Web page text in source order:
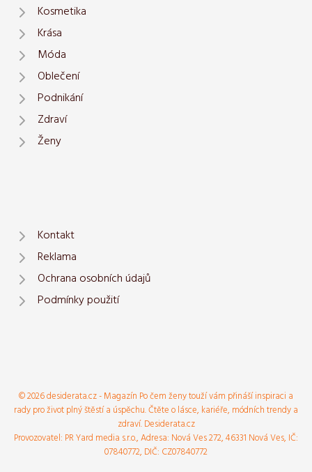
Kosmetika
Krása
Móda
Oblečení
Podnikání
Zdraví
Ženy
Kontakt
Reklama
Ochrana osobních údajů
Podmínky použití
© 2026 desiderata.cz - Magazín Po čem ženy touží vám přináší inspiraci a
rady pro život plný štěstí a úspěchu. Čtěte o lásce, kariéře, módních trendy a
zdraví. Desiderata.cz
Provozovatel: PR Yard media s.r.o., Adresa: Nová Ves 272, 46331 Nová Ves, IČ:
07840772, DIČ: CZ07840772